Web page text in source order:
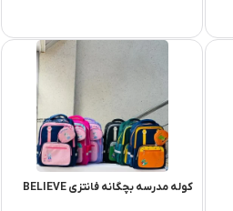
کوله مدرسه بچگانه فانتزی BELIEVE